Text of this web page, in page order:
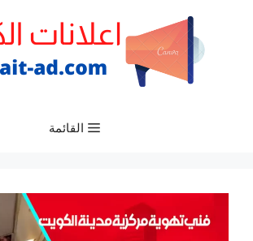
القائمة